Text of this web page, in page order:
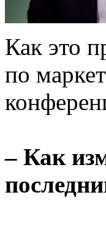
Как это
по
– Как